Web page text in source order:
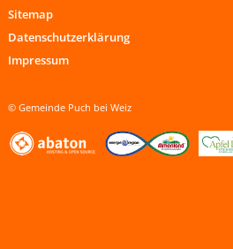
Sitemap
Datenschutzerklärung
Impressum
© Gemeinde Puch bei Weiz